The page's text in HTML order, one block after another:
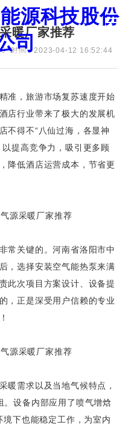
暖厂家推荐
时间：2023-04-12 16:52:44
准，旅游市场复苏速度开始
店行业带来了极大的发展机
不得不“八仙过海，各显神
提高竞争力，吸引更多顾
降低酒店运营成本，节省更
常关键的。河南省洛阳市中
，选择安装空气能热泵来满
此次项目方案设计、设备提
，正是深受用户信赖的专业
暖需求以及当地气候特点，
。设备内部应用了喷气增焓
下也能稳定工作，为室内